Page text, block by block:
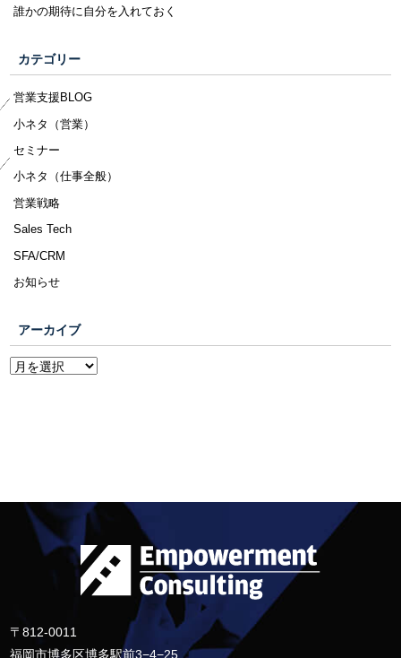
誰かの期待に自分を入れておく
カテゴリー
営業支援BLOG
小ネタ（営業）
セミナー
小ネタ（仕事全般）
営業戦略
Sales Tech
SFA/CRM
お知らせ
アーカイブ
〒812-0011
福岡市博多区博多駅前3−4−25